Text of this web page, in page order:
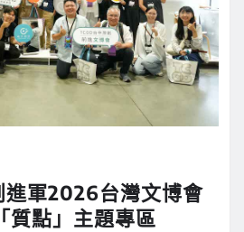
進軍2026台灣文博會
質點」主題專區